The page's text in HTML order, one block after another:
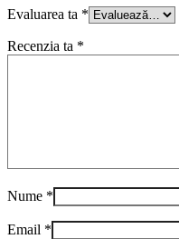
Evaluarea ta *
Recenzia ta *
Nume *
Email *